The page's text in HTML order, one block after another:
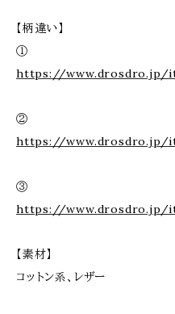
【柄違い】
①
https://www.drosdro.jp/
②
https://www.drosdro.jp/
③
https://www.drosdro.jp/
【素材】
コットン系、レザー